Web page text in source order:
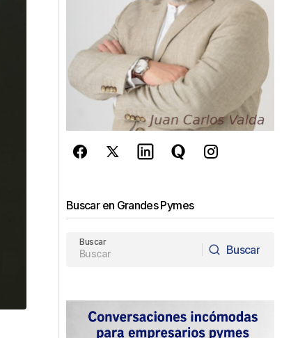
Buscar en Grandes Pymes
Buscar
Buscar